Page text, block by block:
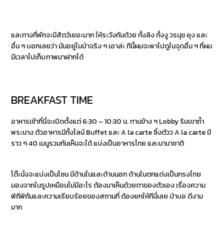
และทางที่พักจะมีสัตว์เยอะมาก ให้ระวังกันด้วย ทั้งลิง ทั้งงู วรนุช ยุง และ
อื่น ๆ บอกเลยว่า มันอยู่ในป่าจริง ๆ เอาล่ะ ทีนี้ผมจะพาไปดูในจุดอื่น ๆ ที่ผม
มีเวลาไปเก็บภาพมาฝากได้
BREAKFAST TIME
อาหารเช้าที่นี่จะเปิดตั้งแต่ 6:30 – 10:30 น. ทานข้าง ๆ Lobby ริมเขาถ้ำ
พระนาง ตัวอาหารมีทั้งไลน์ Buffet และ A la carte ซึ่งตัวว A la carte มี
ราว ๆ 40 เมนูรวมกันเห็นจะได้ แบ่งเป็นอาหารไทย และนานาชาติ
โต๊ะนั่งจะแบ่งเป็นโซน มีด้านในและด้านนอก ด้านในตกแต่งเป็นทรงไทย
มองจากในรูปเหมือนไม่มีอะไร ต้องมาเห็นด้วยตาของตัวเอง เรื่องความ
พิถีพิถันและความเรียบร้อยของสถานที่ ต้องยกให้ทีนี่เลย บ้าบอ ดีงาม
มาก